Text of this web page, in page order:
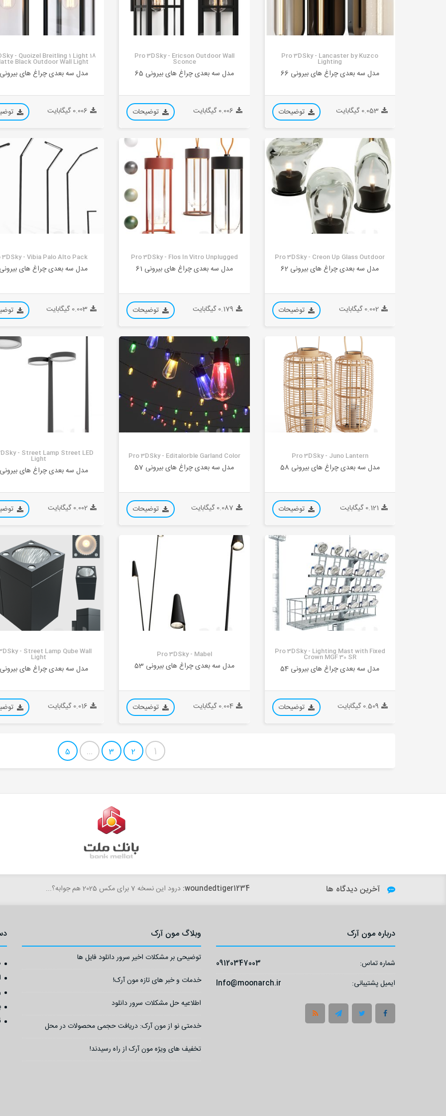
Pro 3DSky - Lancaster by Kuzco
Lighting
مدل سه بعدی چراغ های بیرونی 66
0.053 گیگابایت توضیحات
Pro 3DSky - Ericson Outdoor Wall
Sconce
مدل سه بعدی چراغ های بیرونی 65
0.006 گیگابایت توضیحات
- Quoizel Breitling 1 Light 18
Black Outdoor Wall Light
مدل سه بعدی چراغ های بیرونی
0.006 گیگابایت
Pro 3DSky - Creon Up Glass Outdoor
مدل سه بعدی چراغ های بیرونی 62
0.002 گیگابایت توضیحات
Pro 3DSky - Flos In Vitro Unplugged
مدل سه بعدی چراغ های بیرونی 61
0.179 گیگابایت توضیحات
3DSky - Vibia Palo Alto Pack
مدل سه بعدی چراغ های بیرونی
0.003 گیگابایت
Pro 3DSky - Juno Lantern
مدل سه بعدی چراغ های بیرونی 58
0.121 گیگابایت توضیحات
Pro 3DSky - Editalorble Garland Color
مدل سه بعدی چراغ های بیرونی 57
0.087 گیگابایت توضیحات
- Street Lamp Street LED
Light
مدل سه بعدی چراغ های بیرونی 56
0.002 گیگابایت
Pro 3DSky - Lighting Mast with Fixed
Crown MGF 30 SR
مدل سه بعدی چراغ های بیرونی 54
0.509 گیگابایت توضیحات
Pro 3DSky - Mabel
مدل سه بعدی چراغ های بیرونی 53
0.004 گیگابایت توضیحات
- Street Lamp Qube Wall
Light
مدل سه بعدی چراغ های بیرونی
0.016 گیگابایت
1
2
3
…
5
آخرین دیدگاه ها woundedtiger1234: درود این نسخه 7 برای مکس 2025 هم جوابه؟... fatemeh.dfard: سلام،خسته نباشید. با تشکر از سایت خوب و آبجکت های رئالی که
درباره مون آرک
شماره تماس:
09120347003
ایمیل پشتیبانی:
Info@moonarch.ir
وبلاگ مون آرک
توضیحی بر مشکلات اخیر سرور دانلود فایل ها
خدمات و خبر های تازه مون آرک!
اطلاعیه حل مشکلات سرور دانلود
خدمتی نو از مون آرک: دریافت حجمی محصولات در محل
تخفیف های ویژه مون آرک از راه رسیدند!